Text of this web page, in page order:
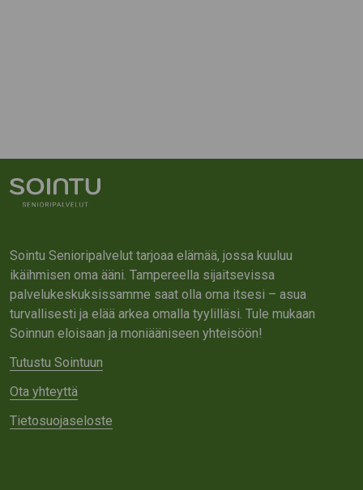
Sointu Senioripalvelut tarjoaa elämää, jossa kuuluu
ikäihmisen oma ääni. Tampereella sijaitsevissa
palvelukeskuksissamme saat olla oma itsesi – asua
turvallisesti ja elää arkea omalla tyylilläsi. Tule mukaan
Soinnun eloisaan ja moniääniseen yhteisöön!
Tutustu Sointuun
Ota yhteyttä
Tietosuojaseloste